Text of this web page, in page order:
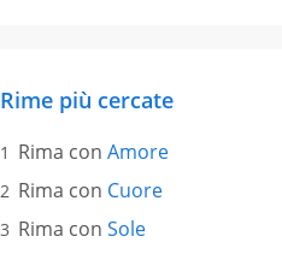
Rime più cercate
Rima con Amore
Rima con Cuore
Rima con Sole